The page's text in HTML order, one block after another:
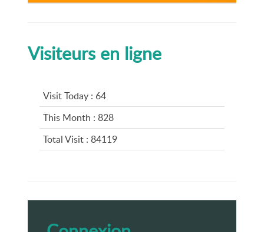
Visiteurs en ligne
Visit Today : 64
This Month : 828
Total Visit : 84119